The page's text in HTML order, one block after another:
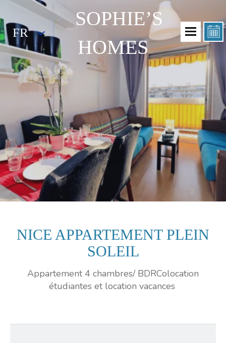
FR
SOPHIE’S
HOMES
NICE APPARTEMENT PLEIN
SOLEIL
Appartement 4 chambres/ BDRColocation
étudiantes et location vacances